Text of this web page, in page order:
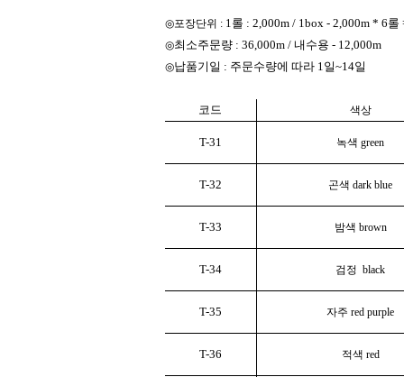
◎포장단위 : 1롤 : 2,000m / 1box - 2,000m * 6
◎최소주문량 : 36,000m / 내수용 - 12,000m
◎납품기일 : 주문수량에 따라 1일~14일
코드 색상
T-31 녹색 green
T-32 곤색 dark blue
T-33 밤색 brown
T-34 검정 black
T-35 자주 red purple
T-36 적색 red